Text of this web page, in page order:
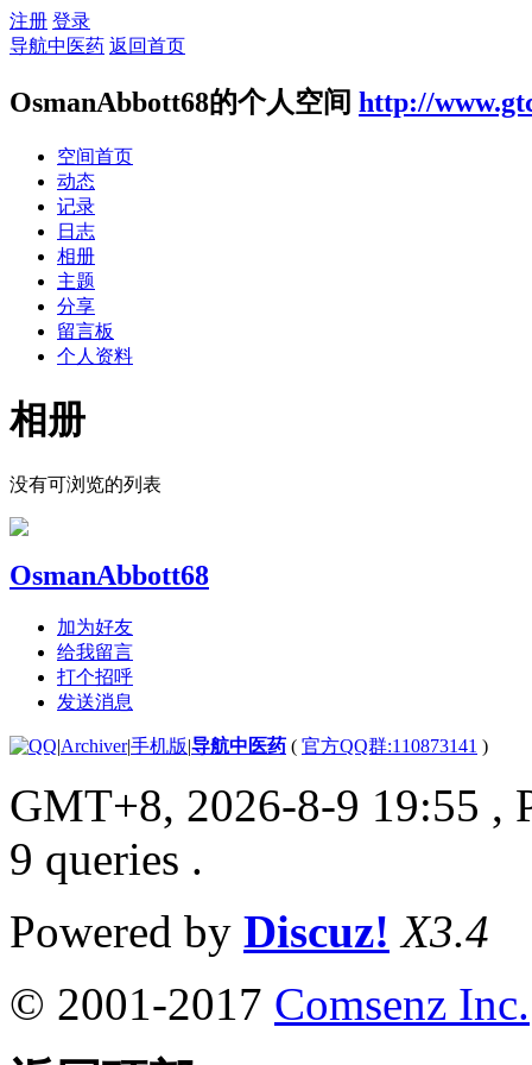
注册 登录
导航中医药 返回首页
OsmanAbbott68的个人空间 http://
空间首页
动态
记录
日志
相册
主题
分享
留言板
个人资料
相册
没有可浏览的列表
OsmanAbbott68
加为好友
给我留言
打个招呼
发送消息
|Archiver|手机版|导航中医药 ( 官方QQ群:110873141 )
GMT+8, 2026-8-9 19:55 ,
9 queries .
Powered by Discuz! X3.4
© 2001-2017 Comsenz Inc.